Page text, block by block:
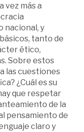
vez más a
nacional, y
tanto de
ético,
Sobre estos
las cuestiones
¿Cuál es su
que respetar
de la
pensamiento de
claro y